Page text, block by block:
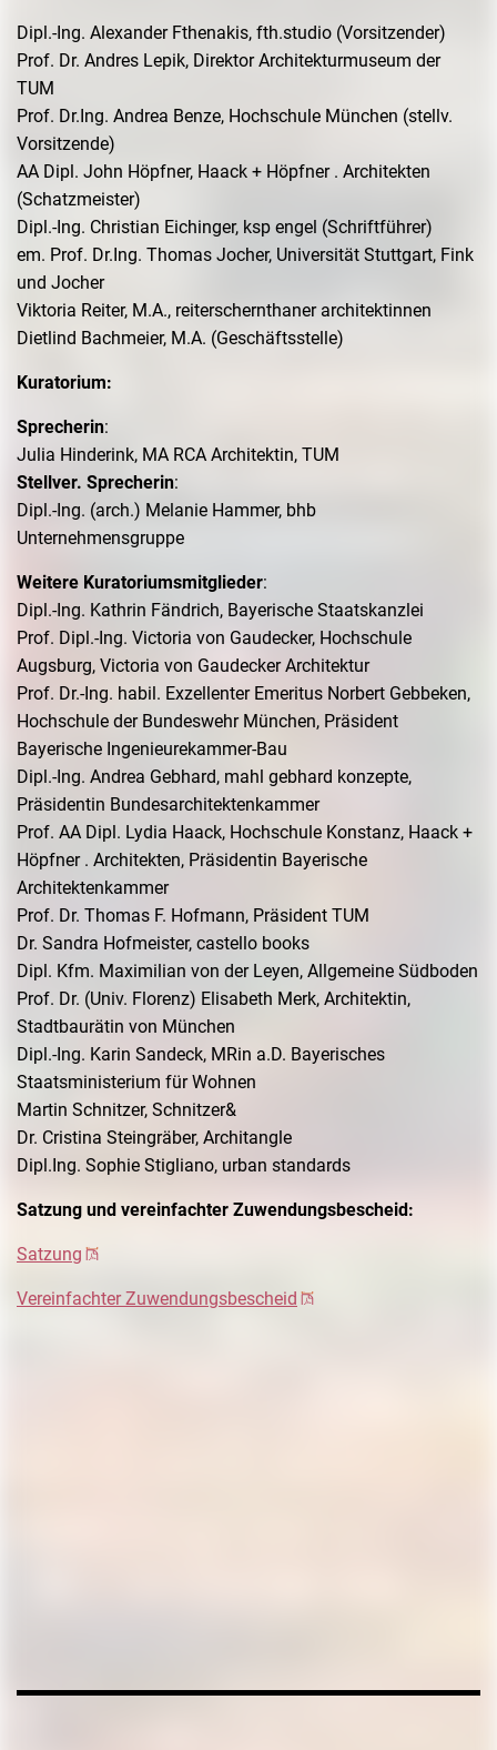
Dipl.-Ing. Alexander Fthenakis, fth.studio (Vorsitzender)
Prof. Dr. Andres Lepik, Direktor Architekturmuseum der
TUM
Prof. Dr.Ing. Andrea Benze, Hochschule München (stellv.
Vorsitzende)
AA Dipl. John Höpfner, Haack + Höpfner . Architekten
(Schatzmeister)
Dipl.-Ing. Christian Eichinger, ksp engel (Schriftführer)
em. Prof. Dr.Ing. Thomas Jocher, Universität Stuttgart, Fink
und Jocher
Viktoria Reiter, M.A., reiterschernthaner architektinnen
Dietlind Bachmeier, M.A. (Geschäftsstelle)
Kuratorium:
Sprecherin:
Julia Hinderink, MA RCA Architektin, TUM
Stellver. Sprecherin:
Dipl.-Ing. (arch.) Melanie Hammer, bhb
Unternehmensgruppe
Weitere Kuratoriumsmitglieder:
Dipl.-Ing. Kathrin Fändrich, Bayerische Staatskanzlei
Prof. Dipl.-Ing. Victoria von Gaudecker, Hochschule
Augsburg, Victoria von Gaudecker Architektur
Prof. Dr.-Ing. habil. Exzellenter Emeritus Norbert Gebbeken,
Hochschule der Bundeswehr München, Präsident
Bayerische Ingenieurekammer-Bau
Dipl.-Ing. Andrea Gebhard, mahl gebhard konzepte,
Präsidentin Bundesarchitektenkammer
Prof. AA Dipl. Lydia Haack, Hochschule Konstanz, Haack +
Höpfner . Architekten, Präsidentin Bayerische
Architektenkammer
Prof. Dr. Thomas F. Hofmann, Präsident TUM
Dr. Sandra Hofmeister, castello books
Dipl. Kfm. Maximilian von der Leyen, Allgemeine Südboden
Prof. Dr. (Univ. Florenz) Elisabeth Merk, Architektin,
Stadtbaurätin von München
Dipl.-Ing. Karin Sandeck, MRin a.D. Bayerisches
Staatsministerium für Wohnen
Martin Schnitzer, Schnitzer&
Dr. Cristina Steingräber, Architangle
Dipl.Ing. Sophie Stigliano, urban standards
Satzung und vereinfachter Zuwendungsbescheid:
Satzung
Vereinfachter Zuwendungsbescheid